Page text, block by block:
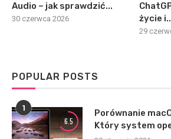
Audio – jak sprawdzić...
30 czerwca 2026
życie
29
POPULAR POSTS
1
6.5
Porównanie
Który system